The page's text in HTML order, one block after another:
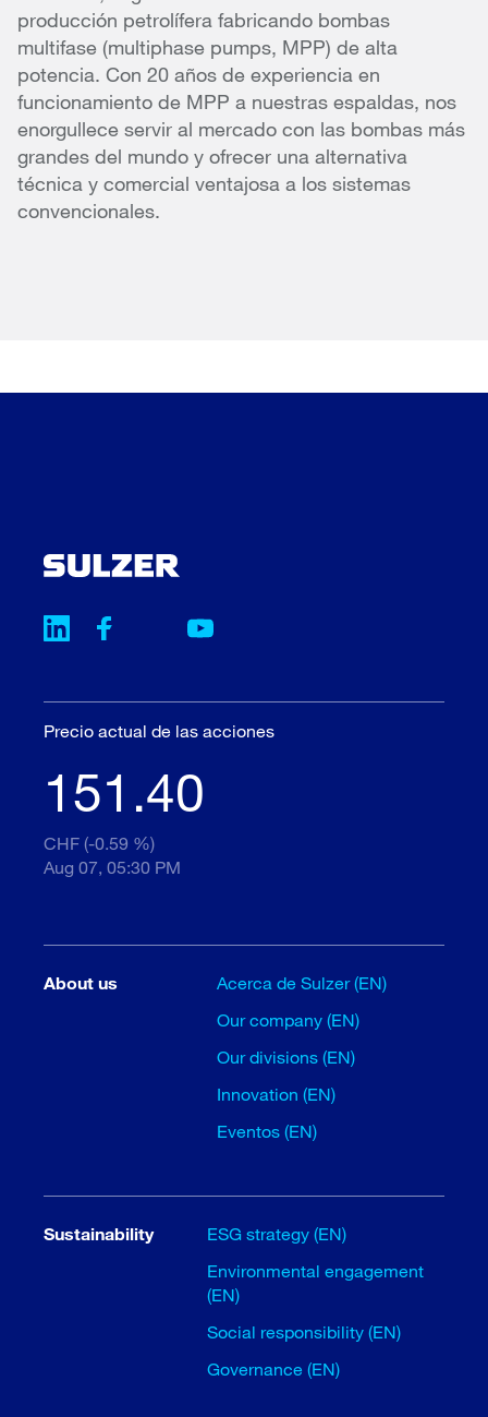
producción petrolífera fabricando bombas
multifase (multiphase pumps, MPP) de alta
potencia. Con 20 años de experiencia en
funcionamiento de MPP a nuestras espaldas, nos
enorgullece servir al mercado con las bombas más
grandes del mundo y ofrecer una alternativa
técnica y comercial ventajosa a los sistemas
convencionales.
Precio actual de las acciones
151.40
CHF (-0.59 %)
Aug 07, 05:30 PM
About us
Acerca de Sulzer (EN)
Our company (EN)
Our divisions (EN)
Innovation (EN)
Eventos (EN)
Sustainability
ESG strategy (EN)
Environmental engagement
(EN)
Social responsibility (EN)
Governance (EN)